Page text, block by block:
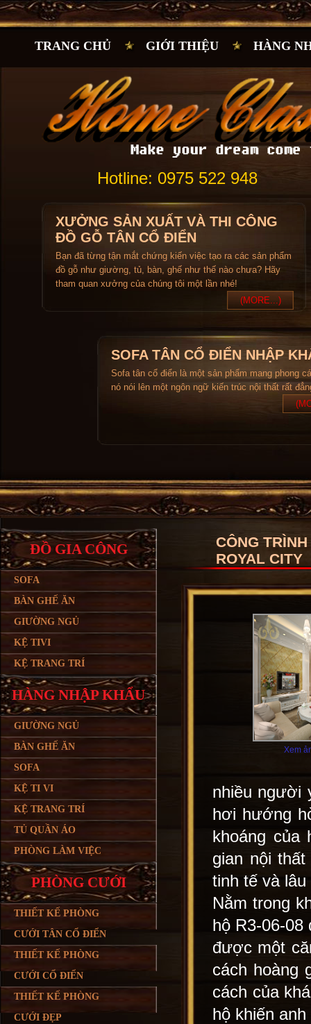
TRANG CHỦ GIỚI THIỆU HÀNG
Hotline: 0975 522 948
XƯỞNG SẢN XUẤT VÀ THI CÔNG
ĐỒ GỖ TÂN CỔ ĐIỂN
Bạn đã từng tận mắt chứng kiến việc tạo ra các sản phẩm
đồ gỗ như giường, tủ, bàn, ghế như thế nào chưa? Hãy
tham quan xưởng của chúng tôi một lần nhé!
(MORE...)
SOFA TÂN CỔ ĐIỂN NHẬP
Sofa tân cổ điển là một sản phẩm mang phong
nó nói lên một ngôn ngữ kiến trúc nội thất rất
ĐỒ GIA CÔNG
SOFA
BÀN GHẾ ĂN
GIƯỜNG NGỦ
KỆ TIVI
KỆ TRANG TRÍ
HÀNG NHẬP KHẨU
GIƯỜNG NGỦ
BÀN GHẾ ĂN
SOFA
KỆ TI VI
KỆ TRANG TRÍ
TỦ QUẦN ÁO
PHÒNG LÀM VIỆC
PHÒNG CƯỚI
THIẾT KẾ PHÒNG
CƯỚI TÂN CỔ ĐIỂN
THIẾT KẾ PHÒNG
CƯỚI CỔ ĐIỂN
THIẾT KẾ PHÒNG
CƯỚI ĐẸP
CÔNG
ROYAL CITY
Xem
nhiều người
hơi hướng
khoáng của
gian nội
tinh tế và lâu
Nằm trong
hộ R3-06-
được một
cách hoàng
cách của
hộ khiến